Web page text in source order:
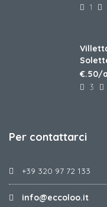
1
€.50/
3
Per contattarci
+39 320 97 72 133
info@eccoloo.it